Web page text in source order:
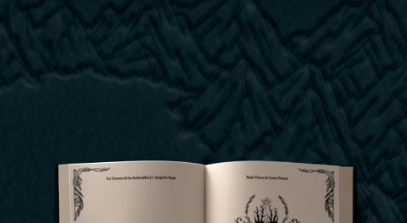
1 Lira
Dranae
4Ciric
La Guerra de la Muerte Blanca
Reproduciendo: Ningún track seleccionado